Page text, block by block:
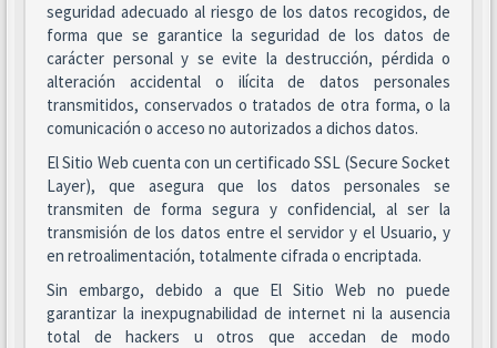
seguridad adecuado al riesgo de los datos recogidos, de
forma que se garantice la seguridad de los datos de
carácter personal y se evite la destrucción, pérdida o
alteración accidental o ilícita de datos personales
transmitidos, conservados o tratados de otra forma, o la
comunicación o acceso no autorizados a dichos datos.
El Sitio Web cuenta con un certificado SSL (Secure Socket
Layer), que asegura que los datos personales se
transmiten de forma segura y confidencial, al ser la
transmisión de los datos entre el servidor y el Usuario, y
en retroalimentación, totalmente cifrada o encriptada.
Sin embargo, debido a que El Sitio Web no puede
garantizar la inexpugnabilidad de internet ni la ausencia
total de hackers u otros que accedan de modo